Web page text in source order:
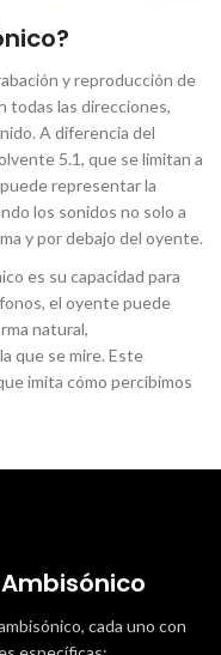
y reproducción de
todas las direcciones,
A diferencia del
5.1, que se limitan a
representar la
los sonidos no solo a
y por debajo del oyente.
es su capacidad para
el oyente puede
natural,
que se mire. Este
imita cómo percibimos
cada uno con